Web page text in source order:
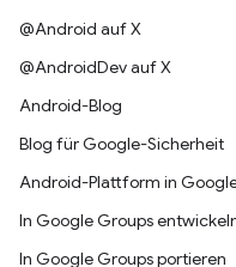
@Android auf X
@AndroidDev auf X
Android-Blog
Blog für Google-Sicherheit
Android-Plattform in
In Google Groups
In Google Groups portieren